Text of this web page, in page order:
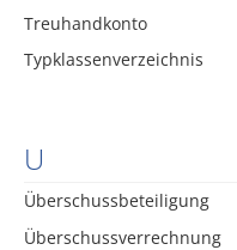
Treuhandkonto
Typklassenverzeichnis
U
Überschussbeteiligung
Überschussverrechnung